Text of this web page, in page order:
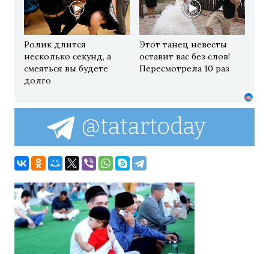
Ролик длится
несколько секунд, а
смеяться вы будете
долго
Этот танец невесты
оставит вас без слов!
Пересмотрела 10 раз